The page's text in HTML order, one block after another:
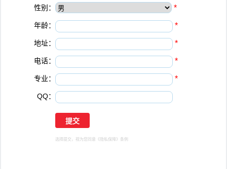
性别： *
年龄： *
地址： *
电话： *
专业： *
QQ：
选择提交，视为您同意 《隐私保障》 条例